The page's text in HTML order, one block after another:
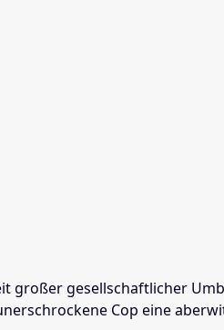
großer gesellschaftlicher
Cop eine